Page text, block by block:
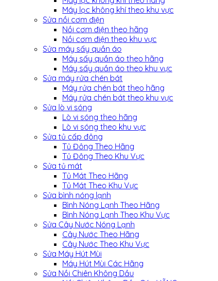
Máy lọc không khí theo khu vực
Sửa nồi cơm điện
Nồi cơm điện theo hãng
Nồi cơm điện theo khu vực
Sửa máy sấy quần áo
Máy sấy quần áo theo hãng
Máy sấy quần áo theo khu vực
Sửa máy rửa chén bát
Máy rửa chén bát theo hãng
Máy rửa chén bát theo khu vực
Sửa lò vi sóng
Lò vi sóng theo hãng
Lò vi sóng theo khu vực
Sửa tủ cấp đông
Tủ Đông Theo Hãng
Tủ Đông Theo Khu Vực
Sửa tủ mát
Tủ Mát Theo Hãng
Tủ Mát Theo Khu Vực
Sửa bình nóng lạnh
Bình Nóng Lạnh Theo Hãng
Bình Nóng Lạnh Theo Khu Vực
Sửa Cây Nước Nóng Lạnh
Cây Nước Theo Hãng
Cây Nước Theo Khu Vực
Sửa Máy Hút Mùi
Máy Hút Mùi Các Hãng
Sửa Nồi Chiên Không Dầu